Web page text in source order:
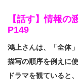
【話す】情報の
P149
鴻上さんは、「全体
描写の順序を例えに
ドラマを観ていると